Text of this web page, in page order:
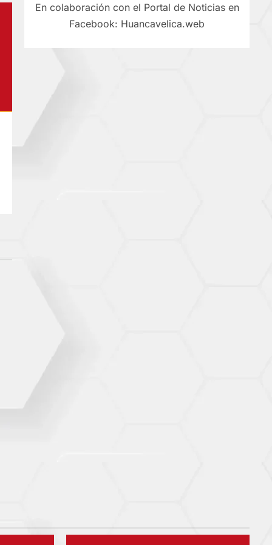
En colaboración con el Portal de Noticias en
Facebook: Huancavelica.web